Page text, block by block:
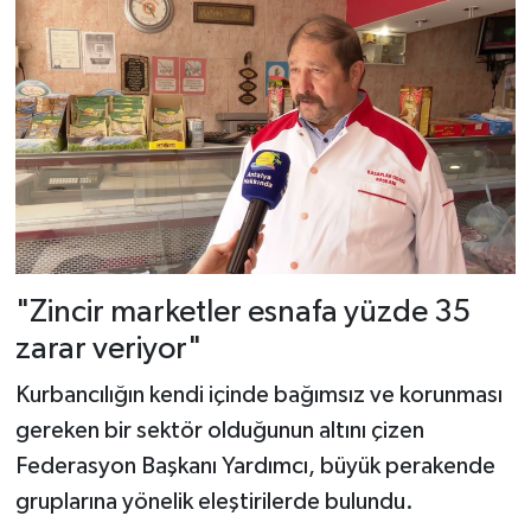
"Zincir marketler esnafa yüzde 35
zarar veriyor"
Kurbancılığın kendi içinde bağımsız ve korunması
gereken bir sektör olduğunun altını çizen
Federasyon Başkanı Yardımcı, büyük perakende
gruplarına yönelik eleştirilerde bulundu.